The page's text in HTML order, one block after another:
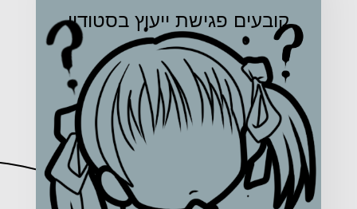
קובעים פגישת ייעוץ בסטודיו